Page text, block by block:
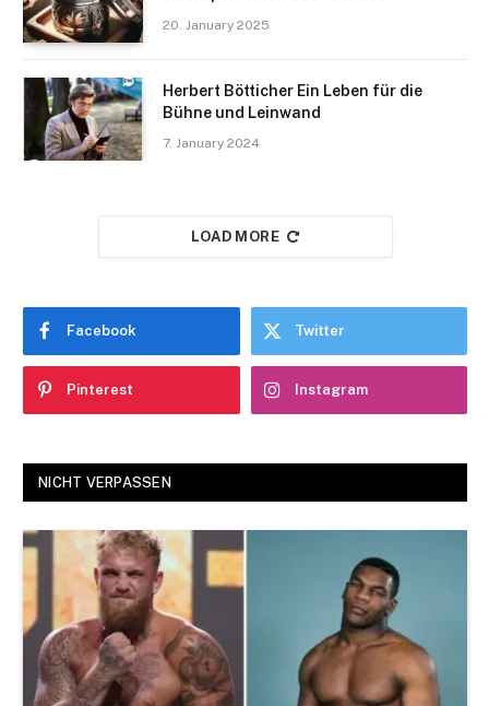
20. January 2025
Herbert Bötticher Ein Leben für die
Bühne und Leinwand
7. January 2024
LOAD MORE
Facebook Twitter
Pinterest Instagram
NICHT VERPASSEN